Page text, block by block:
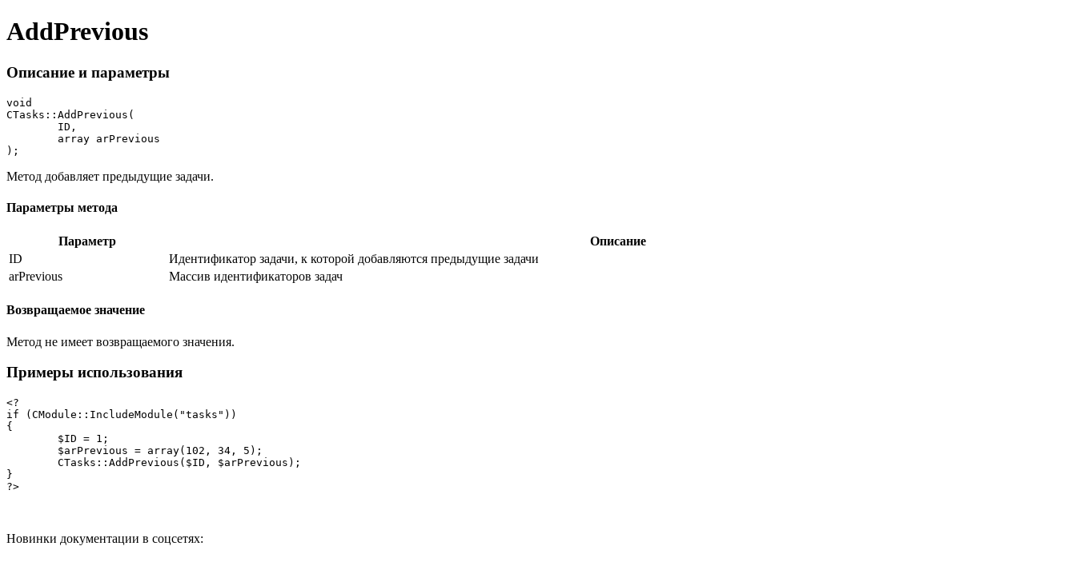
AddPrevious
Описание и параметры
void
CTasks::AddPrevious(
);
Метод добавляет предыдущие задачи.
Параметры метода
Параметр
Описание
ID
Идентификатор задачи, к которой добавляются предыдущие задачи
arPrevious
Массив идентификаторов задач
Возвращаемое значение
Метод не имеет возвращаемого значения.
Примеры использования
<?
if (CModule::IncludeModule("tasks"))
{
}
?>
Новинки документации в соцсетях: